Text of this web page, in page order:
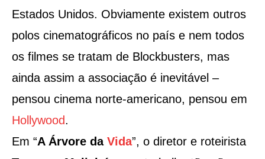
Estados Unidos. Obviamente existem outros
polos cinematográficos no país e nem todos
os filmes se tratam de Blockbusters, mas
ainda assim a associação é inevitável –
pensou cinema norte-americano, pensou em
Hollywood.
Em “A Árvore da Vida”, o diretor e roteirista